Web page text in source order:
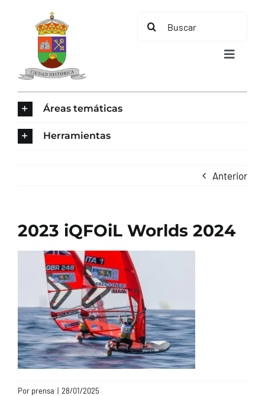
contenido
Buscar:
Toggle
CONTACTO
Áreas temáticas
Herramientas
Anterior
2023 iQFOiL Worlds 2024
Por prensa | 28/01/2025